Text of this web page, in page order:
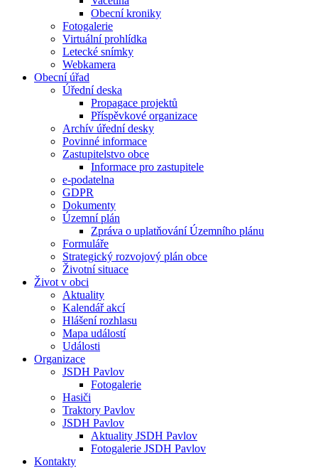
Obecní kroniky
Fotogalerie
Virtuální prohlídka
Letecké snímky
Webkamera
Obecní úřad
Úřední deska
Propagace projektů
Příspěvkové organizace
Archív úřední desky
Povinné informace
Zastupitelstvo obce
Informace pro zastupitele
e-podatelna
GDPR
Dokumenty
Územní plán
Zpráva o uplatňování Územního plánu
Formuláře
Strategický rozvojový plán obce
Životní situace
Život v obci
Aktuality
Kalendář akcí
Hlášení rozhlasu
Mapa událostí
Události
Organizace
JSDH Pavlov
Fotogalerie
Hasiči
Traktory Pavlov
JSDH Pavlov
Aktuality JSDH Pavlov
Fotogalerie JSDH Pavlov
Kontakty